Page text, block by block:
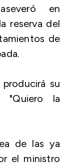
en
reserva del
de
su
"Quiero la
de las ya
el ministro